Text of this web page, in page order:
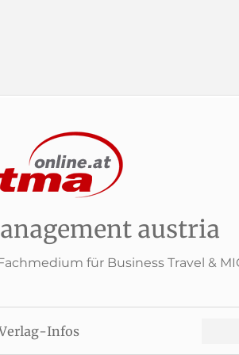
austria
für Business Travel &
Infos